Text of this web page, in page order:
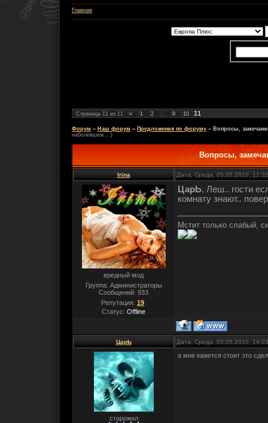
Главная
Страница 11 из 11 « 1 2 … 9 10 11
Форум » Наш форум » Предложения по форуму » Вопросы,
наболевшем....)
Вопросы,
Irina Дата: Среда, 05.05.2010,
вредный мод
Группа: Администраторы
Сообщений: 933
Репутация: 19
Статус: Offline
ЦарЬ, Леш.. гости
комнату знают..
Мстит только слабый,
ЦарЬ Дата: Среда, 05.05.2010,
старожил
а мне кажется стоит это